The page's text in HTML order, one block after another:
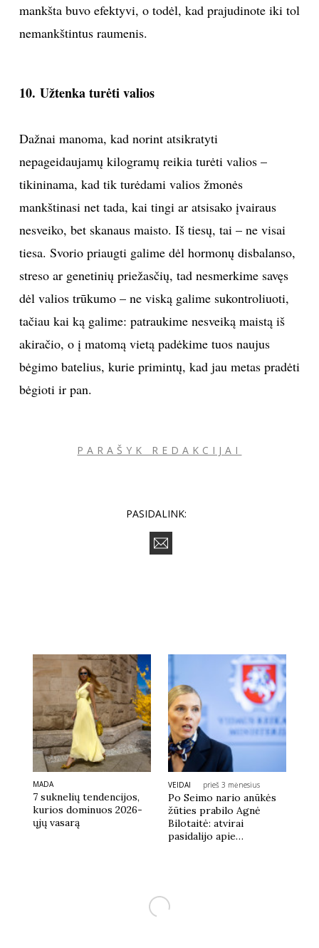
mankšta buvo efektyvi, o todėl, kad prajudinote iki tol
nemankštintus raumenis.
10. Užtenka turėti valios
Dažnai manoma, kad norint atsikratyti
nepageidaujamų kilogramų reikia turėti valios –
tikininama, kad tik turėdami valios žmonės
mankštinasi net tada, kai tingi ar atsisako įvairaus
nesveiko, bet skanaus maisto. Iš tiesų, tai – ne visai
tiesa. Svorio priaugti galime dėl hormonų disbalanso,
streso ar genetinių priežasčių, tad nesmerkime savęs
dėl valios trūkumo – ne viską galime sukontroliuoti,
tačiau kai ką galime: patraukime nesveiką maistą iš
akiračio, o į matomą vietą padėkime tuos naujus
bėgimo batelius, kurie primintų, kad jau metas pradėti
bėgioti ir pan.
PARAŠYK REDAKCIJAI
PASIDALINK:
MADA
7 suknelių tendencijos,
kurios dominuos 2026-
ųjų vasarą
VEIDAI prieš 3 mėnesius
Po Seimo nario anūkės
žūties prabilo Agnė
Bilotaitė: atvirai
pasidalijo apie